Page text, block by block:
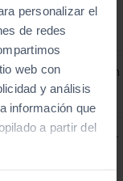
personalizar el
de redes
web con
y análisis
información que
a partir del
convencionales,
una conducción
necesitas saber
bimasa